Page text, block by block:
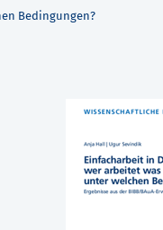
Bedingungen?